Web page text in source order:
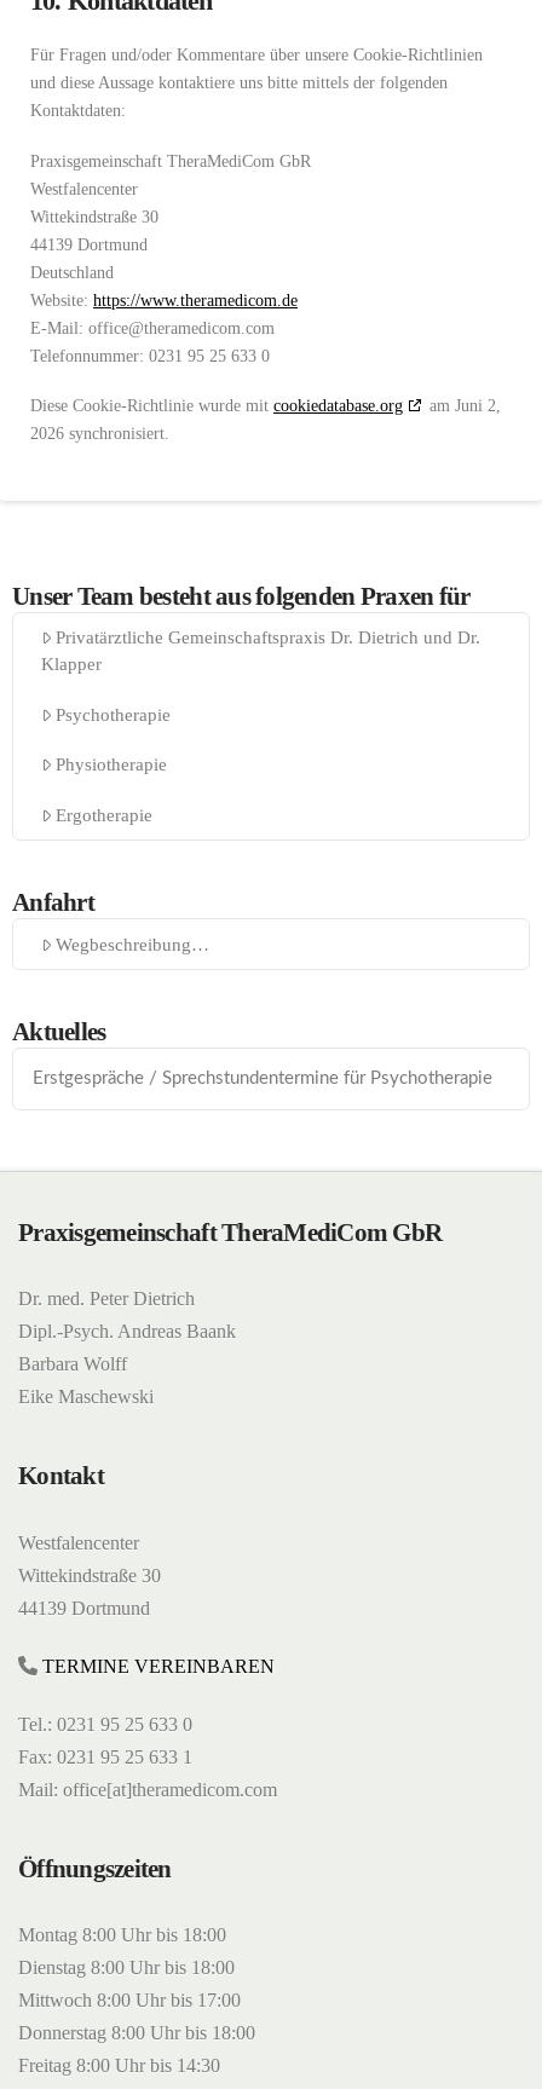
Für Fragen und/oder Kommentare über unsere Cookie-Richtlinien
und diese Aussage kontaktiere uns bitte mittels der folgenden
Kontaktdaten:
Praxisgemeinschaft TheraMediCom GbR
Westfalencenter
Wittekindstraße 30
44139 Dortmund
Deutschland
Website: https://www.theramedicom.de
E-Mail: office@theramedicom.com
Telefonnummer: 0231 95 25 633 0
Diese Cookie-Richtlinie wurde mit cookiedatabase.org
am Juni 2,
2026 synchronisiert.
Unser Team besteht aus folgenden Praxen für
Privatärztliche Gemeinschaftspraxis Dr. Dietrich und Dr.
Klapper
Psychotherapie
Physiotherapie
Ergotherapie
Anfahrt
Wegbeschreibung…
Aktuelles
Erstgespräche / Sprechstundentermine für Psychotherapie
Praxisgemeinschaft TheraMediCom GbR
Dr. med. Peter Dietrich
Dipl.-Psych. Andreas Baank
Barbara Wolff
Eike Maschewski
Kontakt
Westfalencenter
Wittekindstraße 30
44139 Dortmund
TERMINE VEREINBAREN
Tel.: 0231 95 25 633 0
Fax: 0231 95 25 633 1
Mail: office[at]theramedicom.com
Öffnungszeiten
Montag 8:00 Uhr bis 18:00
Dienstag 8:00 Uhr bis 18:00
Mittwoch 8:00 Uhr bis 17:00
Donnerstag 8:00 Uhr bis 18:00
Freitag 8:00 Uhr bis 14:30